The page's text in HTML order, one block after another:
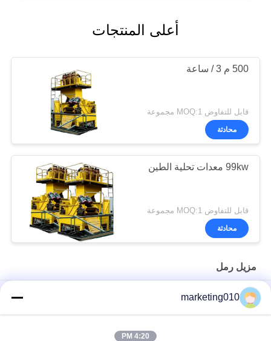
أعلى المنتجات
500 م 3 / ساعة
قابل للتفاوض MOQ:1 مجموعة
محادثة
99kw معدات تحلية الطين
قابل للتفاوض MOQ:1 مجموعة
محادثة
مزيل رمل
المستخدم لتصفية الطين في حفرة الدوران
marketing010
4:20 PM